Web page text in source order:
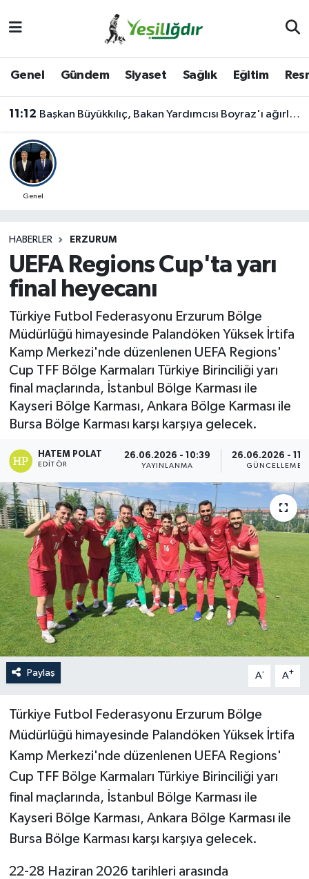
Genel Gündem Siyaset Sağlık Eğitim
11:12 Başkan Büyükkılıç, Bakan Yardımcısı Boyraz'ı ağırladı
Genel
HABERLER ERZURUM
UEFA Regions Cup'ta yarı
final heyecanı
Türkiye Futbol Federasyonu Erzurum Bölge
Müdürlüğü himayesinde Palandöken Yüksek İrtifa
Kamp Merkezi'nde düzenlenen UEFA Regions'
Cup TFF Bölge Karmaları Türkiye Birinciliği yarı
final maçlarında, İstanbul Bölge Karması ile
Kayseri Bölge Karması, Ankara Bölge Karması ile
Bursa Bölge Karması karşı karşıya gelecek.
HATEM POLAT
EDITÖR
26.06.2026 - 10:39
YAYINLANMA
26.06.2026 -
GÜNCELLEME
Paylaş A- A+
Türkiye Futbol Federasyonu Erzurum Bölge
Müdürlüğü himayesinde Palandöken Yüksek İrtifa
Kamp Merkezi'nde düzenlenen UEFA Regions'
Cup TFF Bölge Karmaları Türkiye Birinciliği yarı
final maçlarında, İstanbul Bölge Karması ile
Kayseri Bölge Karması, Ankara Bölge Karması ile
Bursa Bölge Karması karşı karşıya gelecek.
22-28 Haziran 2026 tarihleri arasında
İğdir Namaz Vakitleri
Iğdır Trafik Yoğunluk Haritası
Süper Lig Puan Durumu ve Fikstür
Son Dakika Haberleri
Haber Arşivi